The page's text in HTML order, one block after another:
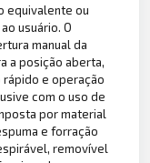
equivalente ou
usuário. O
manual da
a posição aberta,
rápido e operação
com o uso de
por material
e forração
removível